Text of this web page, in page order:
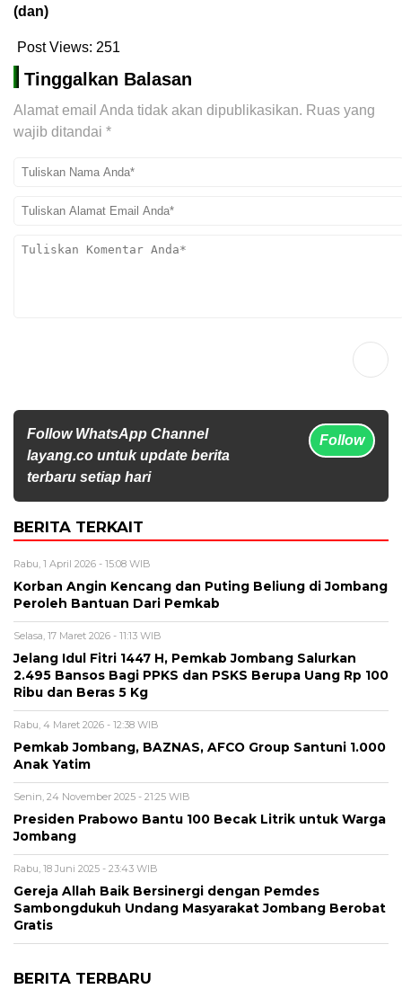
(dan)
Post Views: 251
Tinggalkan Balasan
Alamat email Anda tidak akan dipublikasikan. Ruas yang
wajib ditandai *
Follow WhatsApp Channel
layang.co untuk update berita
terbaru setiap hari
Follow
BERITA TERKAIT
Rabu, 1 April 2026 - 15:08 WIB
Korban Angin Kencang dan Puting Beliung di Jombang
Peroleh Bantuan Dari Pemkab
Selasa, 17 Maret 2026 - 11:13 WIB
Jelang Idul Fitri 1447 H, Pemkab Jombang Salurkan
2.495 Bansos Bagi PPKS dan PSKS Berupa Uang Rp 100
Ribu dan Beras 5 Kg
Rabu, 4 Maret 2026 - 12:38 WIB
Pemkab Jombang, BAZNAS, AFCO Group Santuni 1.000
Anak Yatim
Senin, 24 November 2025 - 21:25 WIB
Presiden Prabowo Bantu 100 Becak Litrik untuk Warga
Jombang
Rabu, 18 Juni 2025 - 23:43 WIB
Gereja Allah Baik Bersinergi dengan Pemdes
Sambongdukuh Undang Masyarakat Jombang Berobat
Gratis
BERITA TERBARU